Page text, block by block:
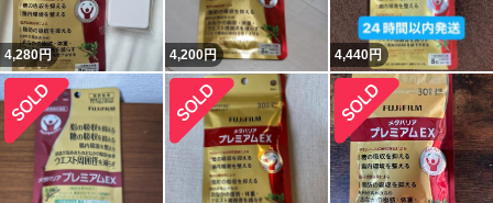
4,280円 4,200円 4,440円